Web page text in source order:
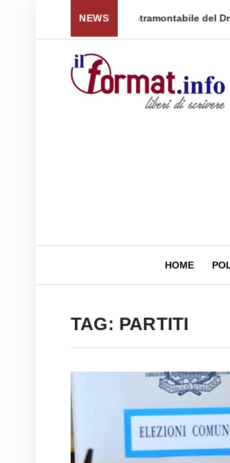
NEWS
per tornare a ...
HOME
TAG: PARTITI